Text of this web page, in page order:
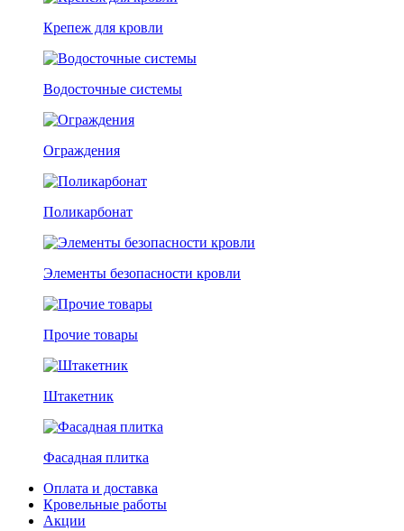
Крепеж для кровли
Водосточные системы
Ограждения
Поликарбонат
Элементы безопасности кровли
Прочие товары
Штакетник
Фасадная плитка
Оплата и доставка
Кровельные работы
Акции